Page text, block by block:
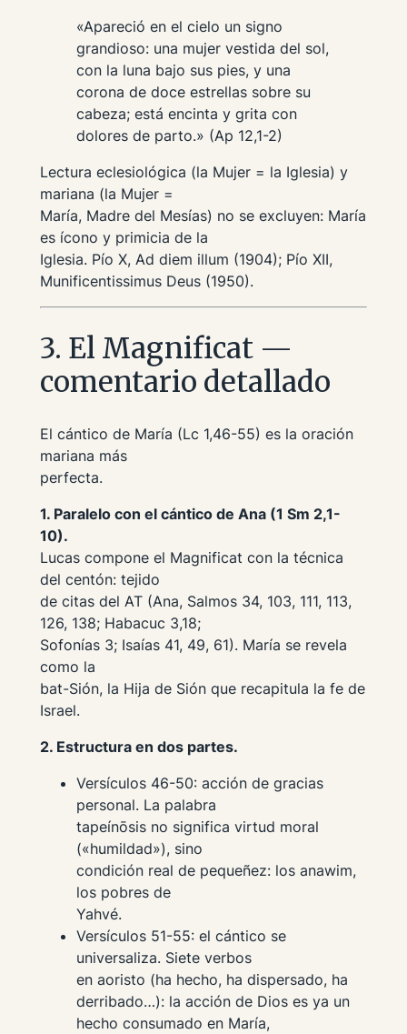
«Apareció en el cielo un signo
grandioso: una mujer vestida del sol,
con la luna bajo sus pies, y una
corona de doce estrellas sobre su
cabeza; está encinta y grita con
dolores de parto.» (Ap 12,1-2)
Lectura eclesiológica (la Mujer = la Iglesia) y
mariana (la Mujer =
María, Madre del Mesías) no se excluyen: María
es ícono y primicia de la
Iglesia. Pío X, Ad diem illum (1904); Pío XII,
Munificentissimus Deus(1950).
3. El Magnificat —
comentario detallado
El cántico de María (Lc 1,46-55) es la oración
mariana más
perfecta.
1. Paralelo con el cántico de Ana (1 Sm 2,1-
10).
Lucas compone el Magnificat con la técnica
del centón: tejido
de citas del AT (Ana, Salmos 34, 103, 111, 113,
126, 138; Habacuc 3,18;
Sofonías 3; Isaías 41, 49, 61). María se revela
como la
bat-Sión, la Hija de Sión que recapitula la fe de
Israel.
2. Estructura en dos partes.
Versículos 46-50:acción de gracias
personal. La palabra
tapeínōsisno significa virtud moral
(«humildad»), sino
condición real de pequeñez: los anawim,
los pobres de
Yahvé.
Versículos 51-55:el cántico se
universaliza. Siete verbos
en aoristo (ha hecho, ha dispersado, ha
derribado…): la acción de Dios es ya un
hecho consumado en María,